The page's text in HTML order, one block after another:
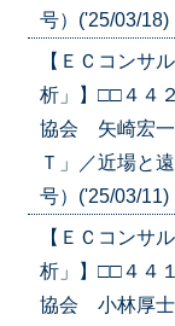
号）('25/03/18)
【ＥＣコンサ
析」】□□４４
協会 矢崎宏一
Ｔ」／近場と
号）('25/03/11)
【ＥＣコンサ
析」】□□４４
協会 小林厚士